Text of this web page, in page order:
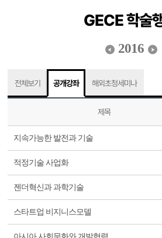
GECE 학술
2016
전체보기 공개강좌 해외초청세미나
제목
지속가능한 발전과 기술
적정기술 사업화
젠더혁신과 과학기술
스타트업 비지니스모델